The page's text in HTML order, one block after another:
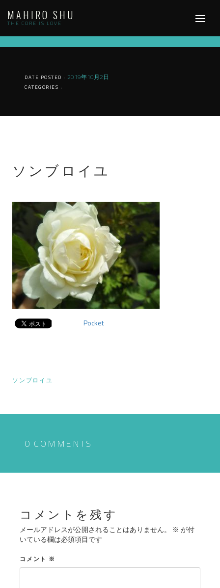
content
MAHIRO SHU
THE CORE IS LOVE
DATE POSTED : 2019年10月2日
CATEGORIES :
ソンブロイユ
Pocket
投
ナ
シ
ソンブロイユ
0 COMMENTS
コメントを残す
メールアドレスが公開されることはありません。 ※ が付
いている欄は必須項目です
コメント ※